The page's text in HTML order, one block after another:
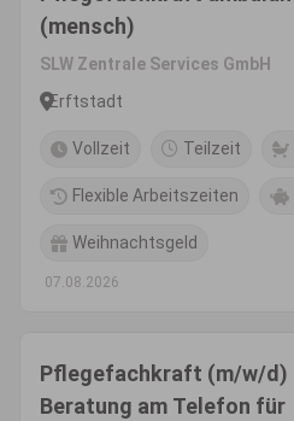
(mensch)
SLW Zentrale Services GmbH
Erftstadt
Vollzeit Teilzeit
Flexible Arbeitszeiten
Weihnachtsgeld
07.08.2026
Pflegefachkraft (m/w/d)
Beratung am Telefon für